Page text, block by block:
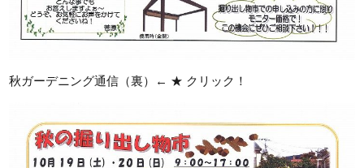
秋ガーデニング通信（裏）← ★ クリック！